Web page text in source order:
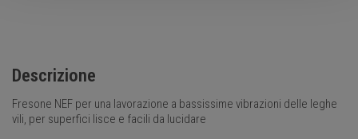
Descrizione
Fresone NEF per una lavorazione a bassissime vibrazioni delle leghe
vili, per superfici lisce e facili da lucidare